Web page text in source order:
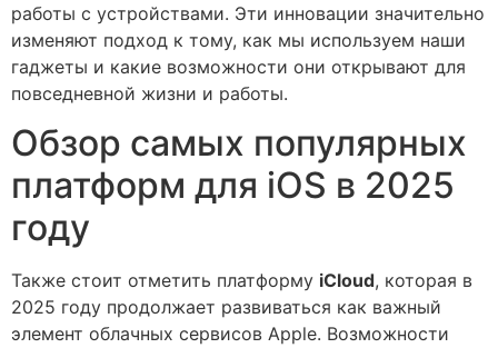
работы с устройствами. Эти инновации значительно
изменяют подход к тому, как мы используем наши
гаджеты и какие возможности они открывают для
повседневной жизни и работы.
Обзор самых популярных
платформ для iOS в 2025
году
Также стоит отметить платформу iCloud, которая в
2025 году продолжает развиваться как важный
элемент облачных сервисов Apple. Возможности